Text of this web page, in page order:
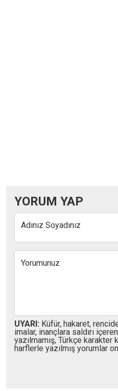
YORUM YAP
Adınız Soyadınız
Yorumunuz
UYARI: Küfür, hakaret,
imalar, inançlara saldırı
yazılmamış, Türkçe karakter
harflerle yazılmış yorumlar